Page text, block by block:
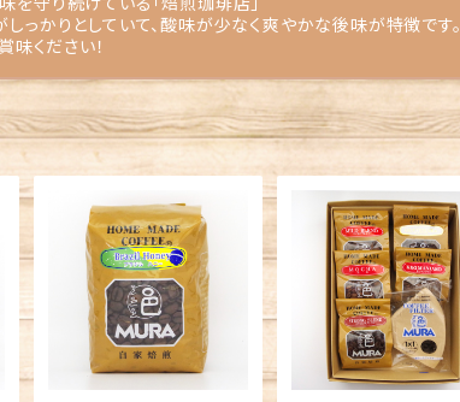
っかりとしていて、酸味が少なく爽やかな後味が特徴です。
味ください！